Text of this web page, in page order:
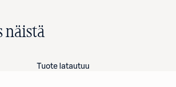
näistä
Tuote latautuu